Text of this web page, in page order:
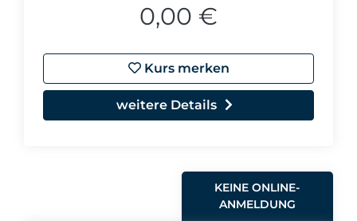
0,00 €
Kurs merken
weitere Details
KEINE ONLINE-
ANMELDUNG